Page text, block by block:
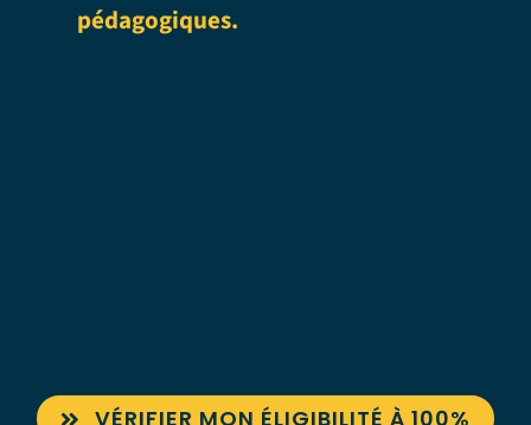
pédagogiques.
VÉRIFIER MON ÉLIGIBILITÉ À 100%